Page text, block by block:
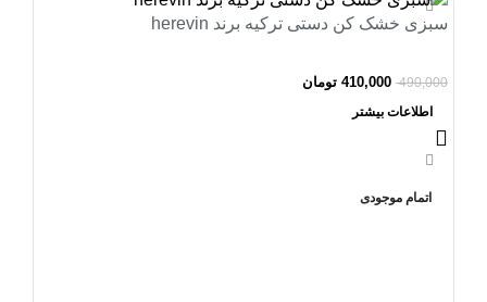
سبزی خشک کن دستی ترکیه برند herevin
490,000
410,000 تومان
اطلاعات بیشتر
اتمام موجودی